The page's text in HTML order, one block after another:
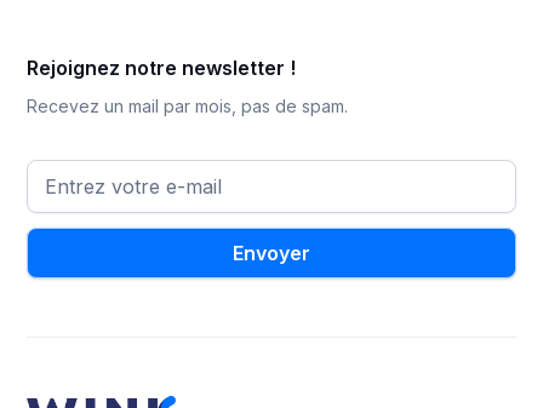
Rejoignez notre newsletter !
Recevez un mail par mois, pas de spam.